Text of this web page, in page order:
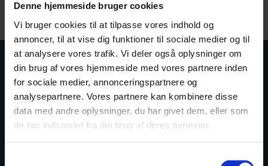
Denne hjemmeside bruger cookies
Vi bruger cookies til at tilpasse vores indhold og
annoncer, til at vise dig funktioner til sociale medier og til
at analysere vores trafik. Vi deler også oplysninger om
din brug af vores hjemmeside med vores partnere inden
for sociale medier, annonceringspartnere og
analysepartnere. Vores partnere kan kombinere disse
data med andre oplysninger, du har givet dem, eller som
de har indsamlet fra din brug af deres tjenester.
Kontakt os Bogportalen
Driftsstatus Hjælp
Fonden DBK udvikler og effektiviserer samhandelen